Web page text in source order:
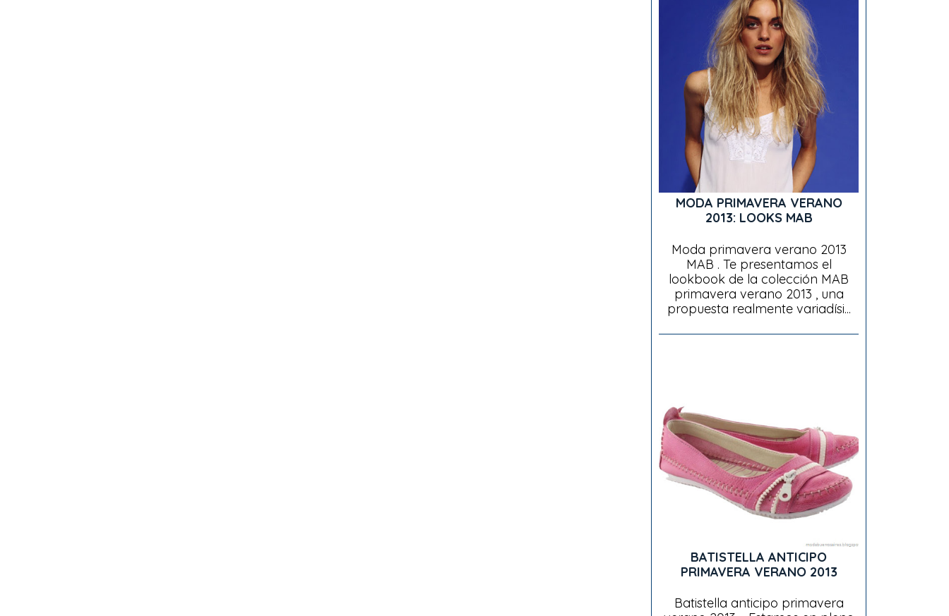
MODA PRIMAVERA VERANO
2013: LOOKS MAB
Moda primavera verano 2013
MAB . Te presentamos el
lookbook de la colección MAB
primavera verano 2013 , una
propuesta realmente variadísi...
BATISTELLA ANTICIPO
PRIMAVERA VERANO 2013
Batistella anticipo primavera